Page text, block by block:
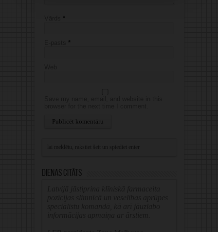
*
*
Dienas citāts